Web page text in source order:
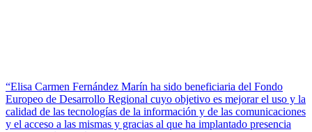
“Elisa Carmen Fernández Marín ha sido beneficiaria del Fondo
Europeo de Desarrollo Regional cuyo objetivo es mejorar el uso y la
calidad de las tecnologías de la información y de las comunicaciones
y el acceso a las mismas y gracias al que ha implantado presencia